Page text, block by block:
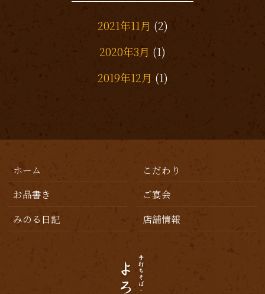
2021年11月 (2)
2020年3月 (1)
2019年12月 (1)
2019年6月(2)
2019年5月(1)
2019年4月(1)
2019年3月
2019年2月
ホーム
こだわり
お品書き
ご宴会
みのる日記
店舗情報